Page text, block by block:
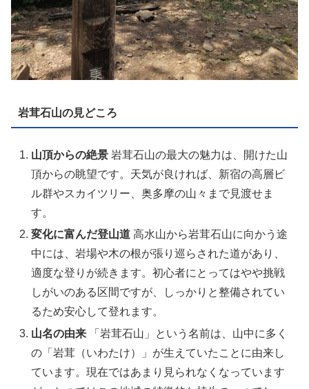
岩茸石山の見どころ
山頂からの絶景 岩茸石山の最大の魅力は、開けた山
頂からの眺望です。天気が良ければ、新宿の高層ビ
ル群やスカイツリー、奥多摩の山々まで見渡せま
す。
変化に富んだ登山道 高水山から岩茸石山に向かう途
中には、岩場や木の根が張り巡らされた道があり、
適度な登りが続きます。初心者にとってはやや挑戦
しがいのある区間ですが、しっかりと整備されてい
るため安心して登れます。
山名の由来 「岩茸石山」という名前は、山中に多く
の「岩茸（いわたけ）」が生えていたことに由来し
ています。現在ではあまり見られなくなっています